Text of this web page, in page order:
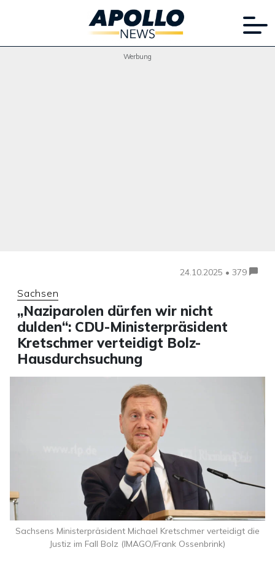
Werbung
24.10.2025 • 379
Sachsen
„Naziparolen dürfen wir nicht
dulden“: CDU-Ministerpräsident
Kretschmer verteidigt Bolz-
Hausdurchsuchung
Sachsens Ministerpräsident Michael Kretschmer verteidigt die
Justiz im Fall Bolz (IMAGO/Frank Ossenbrink)